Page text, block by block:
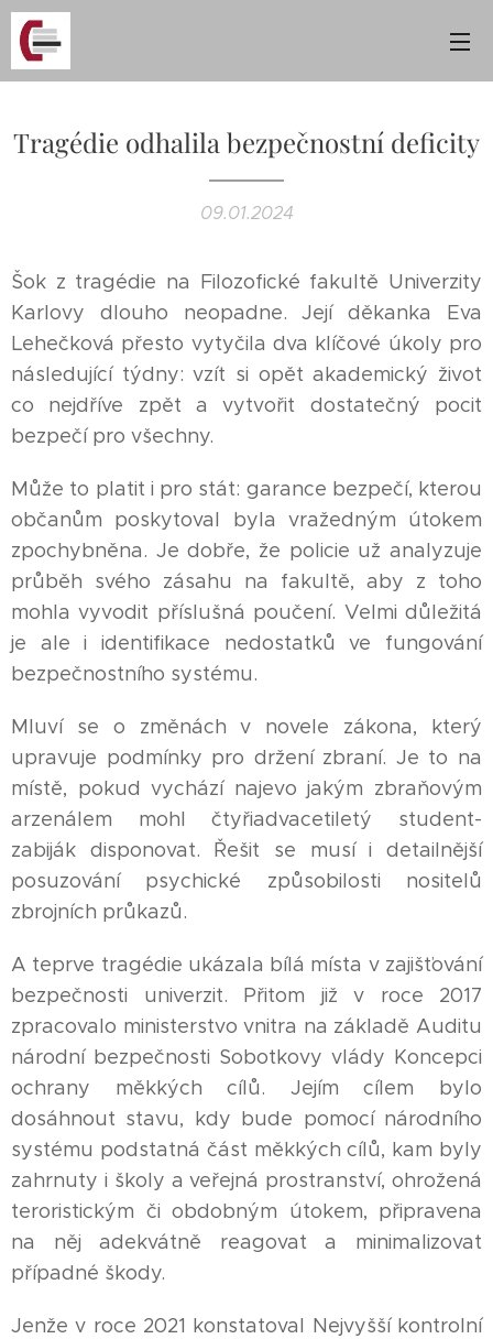
Tragédie odhalila bezpečnostní deficity
09.01.2024
Šok z tragédie na Filozofické fakultě Univerzity
Karlovy dlouho neopadne. Její děkanka Eva
Lehečková přesto vytyčila dva klíčové úkoly pro
následující týdny: vzít si opět akademický život
co nejdříve zpět a vytvořit dostatečný pocit
bezpečí pro všechny.
Může to platit i pro stát: garance bezpečí, kterou
občanům poskytoval byla vražedným útokem
zpochybněna. Je dobře, že policie už analyzuje
průběh svého zásahu na fakultě, aby z toho
mohla vyvodit příslušná poučení. Velmi důležitá
je ale i identifikace nedostatků ve fungování
bezpečnostního systému.
Mluví se o změnách v novele zákona, který
upravuje podmínky pro držení zbraní. Je to na
místě, pokud vychází najevo jakým zbraňovým
arzenálem mohl čtyřiadvacetiletý student-
zabiják disponovat. Řešit se musí i detailnější
posuzování psychické způsobilosti nositelů
zbrojních průkazů.
A teprve tragédie ukázala bílá místa v zajišťování
bezpečnosti univerzit. Přitom již v roce 2017
zpracovalo ministerstvo vnitra na základě Auditu
národní bezpečnosti Sobotkovy vlády Koncepci
ochrany měkkých cílů. Jejím cílem bylo
dosáhnout stavu, kdy bude pomocí národního
systému podstatná část měkkých cílů, kam byly
zahrnuty i školy a veřejná prostranství, ohrožená
teroristickým či obdobným útokem, připravena
na něj adekvátně reagovat a minimalizovat
případné škody.
Jenže v roce 2021 konstatoval Nejvyšší kontrolní